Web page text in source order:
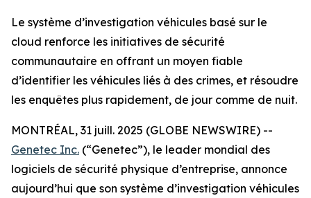
Le système d’investigation véhicules basé sur le
cloud renforce les initiatives de sécurité
communautaire en offrant un moyen fiable
d’identifier les véhicules liés à des crimes, et résoudre
les enquêtes plus rapidement, de jour comme de nuit.
MONTRÉAL, 31 juill. 2025 (GLOBE NEWSWIRE) --
Genetec Inc. (“Genetec”), le leader mondial des
logiciels de sécurité physique d’entreprise, annonce
aujourd’hui que son système d’investigation véhicules